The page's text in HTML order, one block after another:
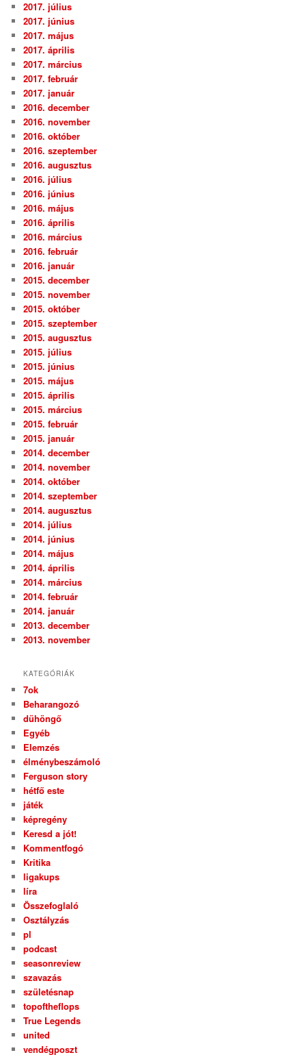
2017. július
2017. június
2017. május
2017. április
2017. március
2017. február
2017. január
2016. december
2016. november
2016. október
2016. szeptember
2016. augusztus
2016. július
2016. június
2016. május
2016. április
2016. március
2016. február
2016. január
2015. december
2015. november
2015. október
2015. szeptember
2015. augusztus
2015. július
2015. június
2015. május
2015. április
2015. március
2015. február
2015. január
2014. december
2014. november
2014. október
2014. szeptember
2014. augusztus
2014. július
2014. június
2014. május
2014. április
2014. március
2014. február
2014. január
2013. december
2013. november
KATEGÓRIÁK
7ok
Beharangozó
dühöngő
Egyéb
Elemzés
élménybeszámoló
Ferguson story
hétfő este
játék
képregény
Keresd a jót!
Kommentfogó
Kritika
ligakups
líra
Összefoglaló
Osztályzás
pl
podcast
seasonreview
szavazás
születésnap
topoftheflops
True Legends
united
vendégposzt